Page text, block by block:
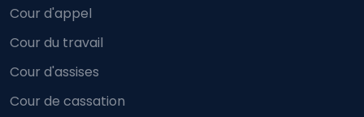
Cour d'appel
Cour du travail
Cour d'assises
Cour de cassation